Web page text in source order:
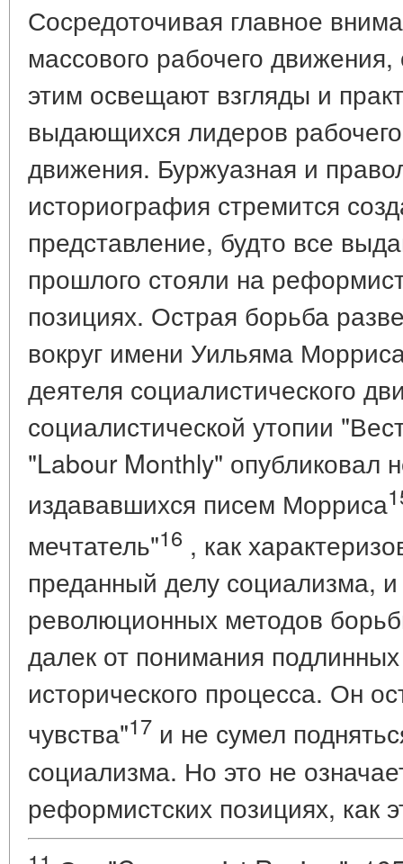
Сосредоточивая главное
массового рабочего
этим освещают взгляды и
выдающихся лидеров
движения. Буржуазная и
историография стремится
представление, будто все
прошлого стояли на
позициях. Острая борьба
вокруг имени Уильяма
деятеля социалистического
социалистической утопии
"Labour Monthly" опубликовал
издававшихся писем Морриса
мечтатель"16 , как
преданный делу социализма, и
революционных методов
далек от понимания
исторического процесса. Он
чувства"17 и не сумел
социализма. Но это не
реформистских позициях, как